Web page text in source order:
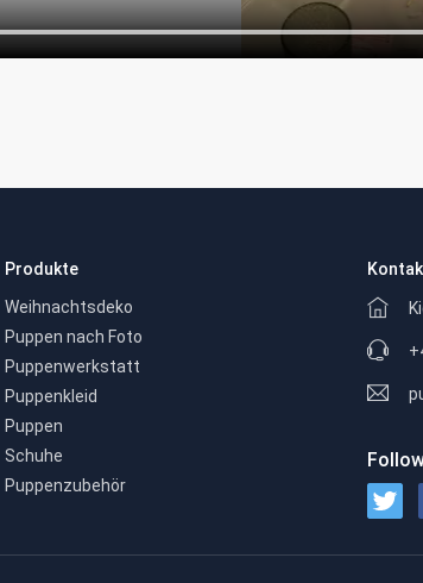
Produkte
Weihnachtsdeko
Puppen nach Foto
Puppenwerkstatt
Puppenkleid
Puppen
Schuhe
Puppenzubehör